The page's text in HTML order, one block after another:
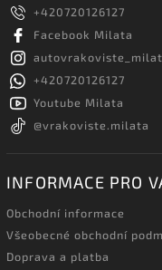
+420720126127
Facebook Milata
+420720126127
Youtube Milata
@vrakoviste.milata
INFORMACE PRO
Obchodní informace
Všeobecné obchodní
Doprava a platba